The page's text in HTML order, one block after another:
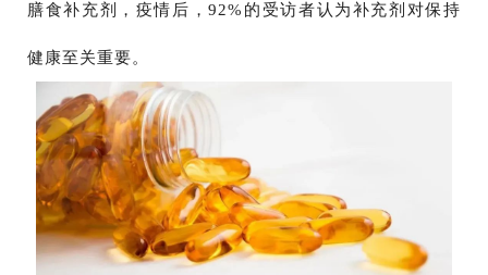
膳食补充剂，疫情后，92%的受访者认为补充剂对保持
健康至关重要。